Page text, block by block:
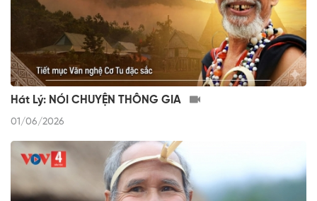
Hát Lý: NÓI CHUYỆN THÔNG GIA
01/06/2026